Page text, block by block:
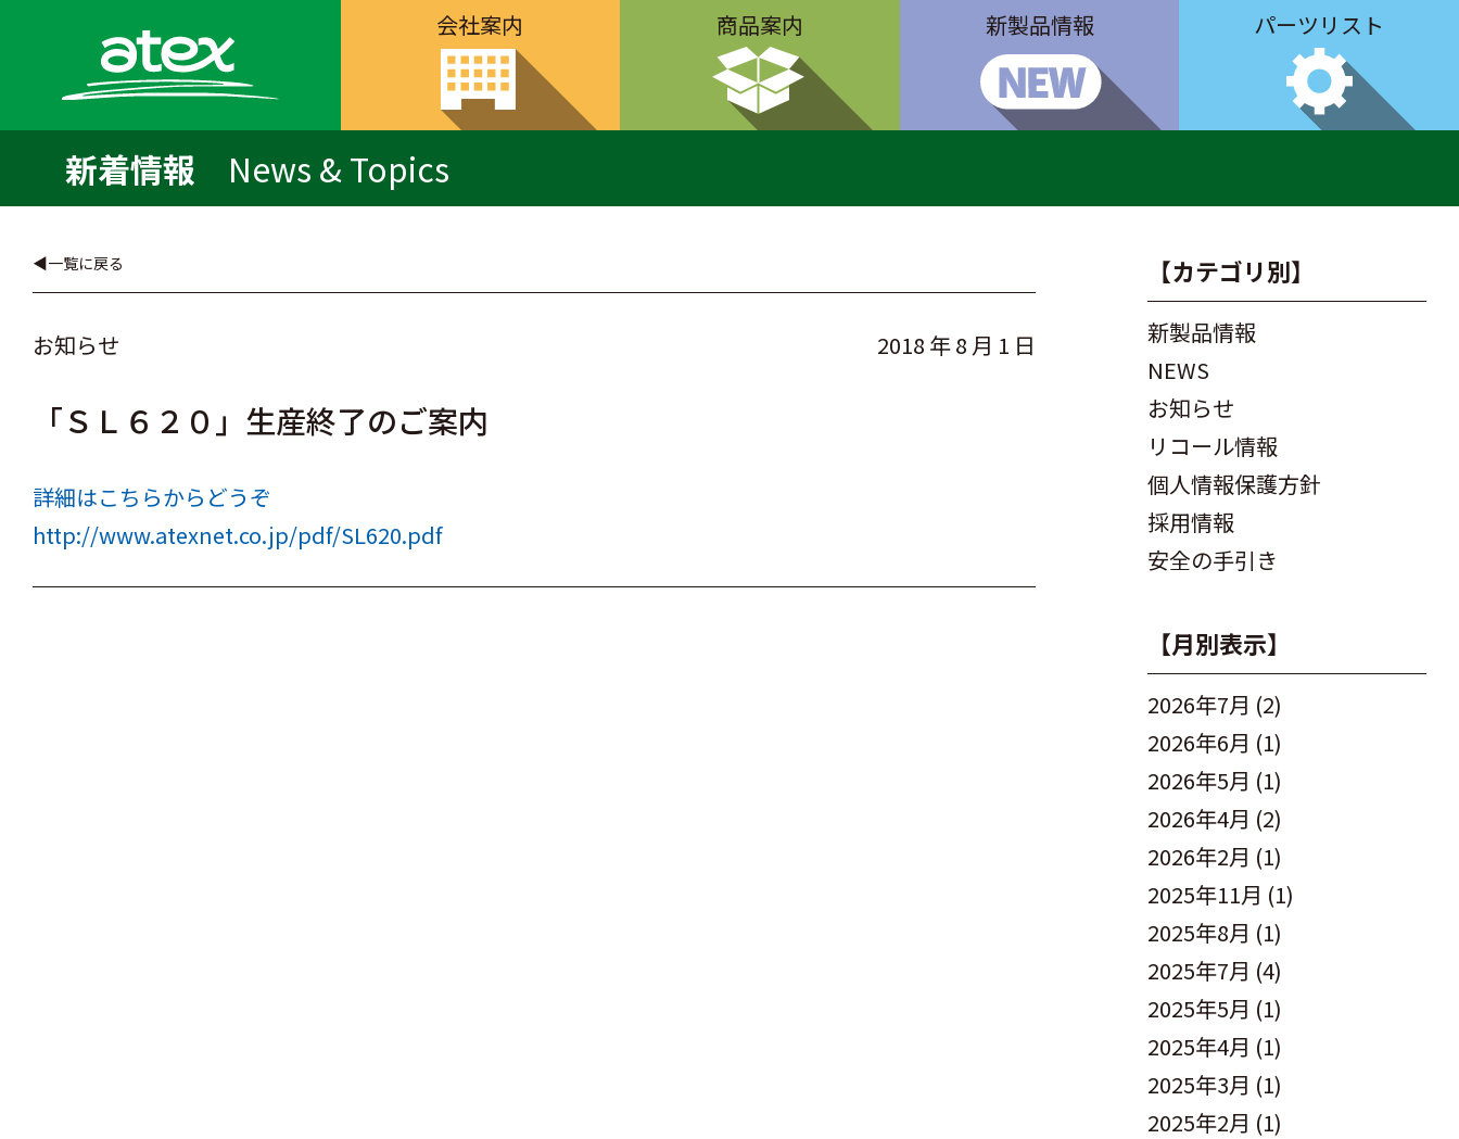
会社案内 商品案内 新製品情報 パーツリスト
新着情報 News & Topics
一覧に戻る
お知らせ 2018 年 8 月 1 日
「ＳＬ６２０」生産終了のご案内
詳細はこちらからどうぞ
http://www.atexnet.co.jp/pdf/SL620.pdf
【カテゴリ別】
新製品情報
NEWS
お知らせ
リコール情報
個人情報保護方針
採用情報
安全の手引き
【月別表示】
2026年7月 (2)
2026年6月 (1)
2026年5月 (1)
2026年4月 (2)
2026年2月 (1)
2025年11月 (1)
2025年8月 (1)
2025年7月 (4)
2025年5月 (1)
2025年4月 (1)
2025年3月 (1)
2025年2月 (1)